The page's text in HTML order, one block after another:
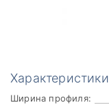
Характеристики
Ширина профиля: